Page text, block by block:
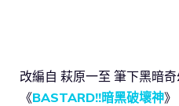
改編自 萩原一至 筆下黑暗
《BASTARD!!暗黑破壞神